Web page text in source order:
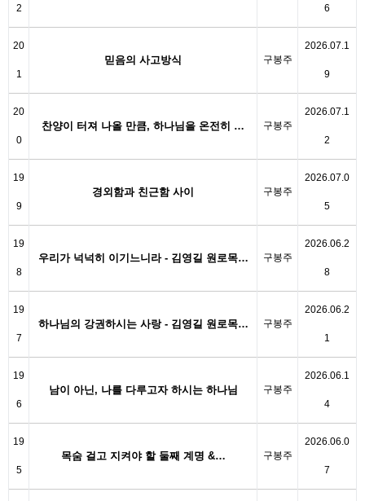
2 6
20
1
믿음의 사고방식 구봉주
2026.07.1
9
20
0
찬양이 터져 나올 만큼, 하나님을 온전히 … 구봉주
2026.07.1
2
19
9
경외함과 친근함 사이 구봉주
2026.07.0
5
19
8
우리가 넉넉히 이기느니라 - 김영길 원로목… 구봉주
2026.06.2
8
19
7
하나님의 강권하시는 사랑 - 김영길 원로목… 구봉주
2026.06.2
1
19
6
남이 아닌, 나를 다루고자 하시는 하나님 구봉주
2026.06.1
4
19
5
목숨 걸고 지켜야 할 둘째 계명 &… 구봉주
2026.06.0
7